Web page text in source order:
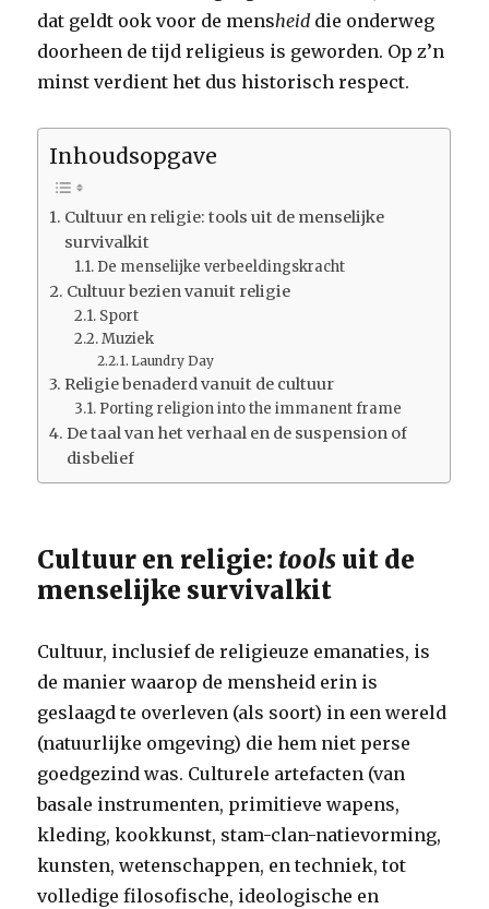
dat geldt ook voor de mensheid die onderweg
doorheen de tijd religieus is geworden. Op z’n
minst verdient het dus historisch respect.
Inhoudsopgave
Cultuur en religie: tools uit de menselijke
survivalkit
De menselijke verbeeldingskracht
Cultuur bezien vanuit religie
Sport
Muziek
Laundry Day
Religie benaderd vanuit de cultuur
Porting religion into the immanent frame
De taal van het verhaal en de suspension of
disbelief
Cultuur en religie: tools uit de
menselijke survivalkit
Cultuur, inclusief de religieuze emanaties, is
de manier waarop de mensheid erin is
geslaagd te overleven (als soort) in een wereld
(natuurlijke omgeving) die hem niet perse
goedgezind was. Culturele artefacten (van
basale instrumenten, primitieve wapens,
kleding, kookkunst, stam-clan-natievorming,
kunsten, wetenschappen, en techniek, tot
volledige filosofische, ideologische en